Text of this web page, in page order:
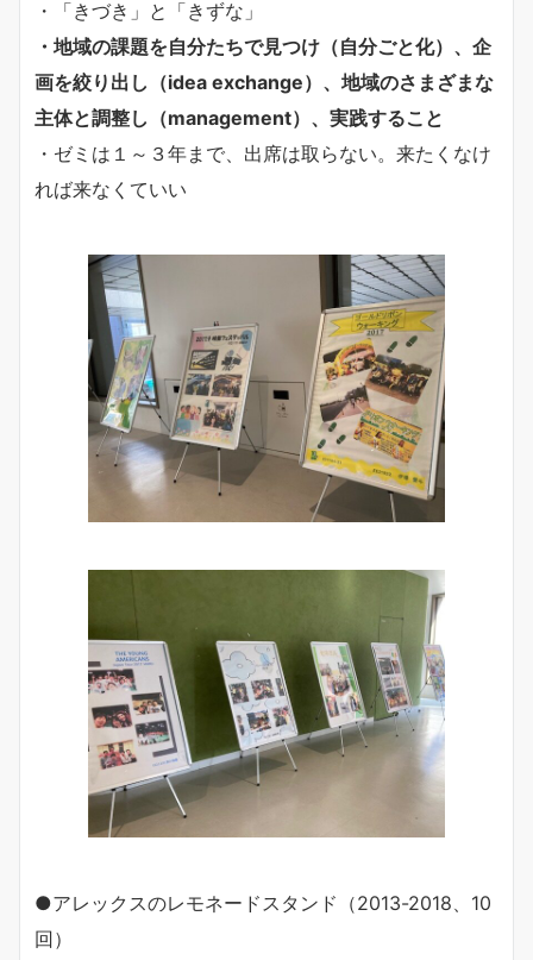
・「きづき」と「きずな」
・地域の課題を自分たちで見つけ（自分ごと化）、企
画を絞り出し（idea exchange）、地域のさまざまな
主体と調整し（management）、実践すること
・ゼミは１～３年まで、出席は取らない。来たくなけ
れば来なくていい
●アレックスのレモネードスタンド（2013-2018、10
回）